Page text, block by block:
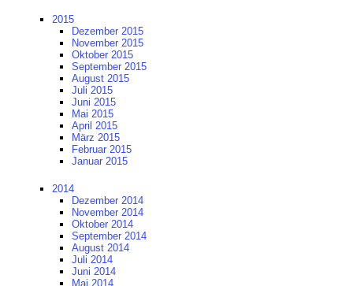
2015
Dezember 2015
November 2015
Oktober 2015
September 2015
August 2015
Juli 2015
Juni 2015
Mai 2015
April 2015
März 2015
Februar 2015
Januar 2015
2014
Dezember 2014
November 2014
Oktober 2014
September 2014
August 2014
Juli 2014
Juni 2014
Mai 2014